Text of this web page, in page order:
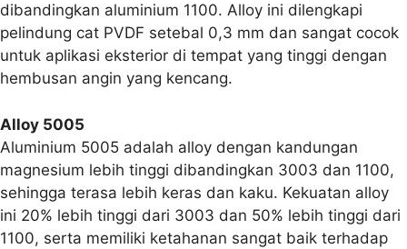
dibandingkan aluminium 1100. Alloy ini dilengkapi
pelindung cat PVDF setebal 0,3 mm dan sangat cocok
untuk aplikasi eksterior di tempat yang tinggi dengan
hembusan angin yang kencang.
Alloy 5005
Aluminium 5005 adalah alloy dengan kandungan
magnesium lebih tinggi dibandingkan 3003 dan 1100,
sehingga terasa lebih keras dan kaku. Kekuatan alloy
ini 20% lebih tinggi dari 3003 dan 50% lebih tinggi dari
1100, serta memiliki ketahanan sangat baik terhadap